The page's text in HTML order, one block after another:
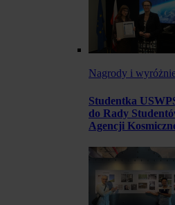
Nagrody i
Studentka
do Rady
Agencji